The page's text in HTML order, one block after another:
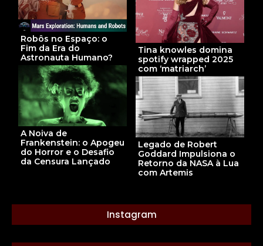
Robôs no Espaço: o
Fim da Era do
Astronauta Humano?
Tina knowles domina
spotify wrapped 2025
com ‘matriarch’
A Noiva de
Frankenstein: o Apogeu
do Horror e o Desafio
da Censura Lançado
Legado de Robert
Goddard Impulsiona o
Retorno da NASA à Lua
com Artemis
Instagram